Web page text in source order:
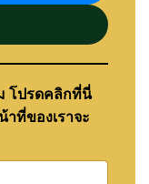
โปรดคลิกที่นี่
ที่ของเราจะ